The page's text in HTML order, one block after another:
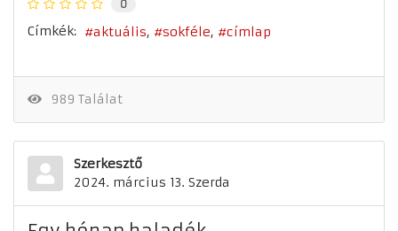
0
Címkék: aktuális sokféle címlap
989 Találat
Szerkesztő
2024. március 13. Szerda